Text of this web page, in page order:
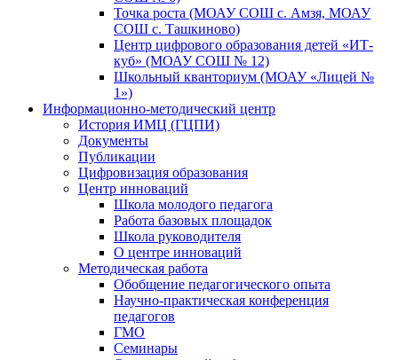
Точка роста (МОАУ СОШ с. Амзя, МОАУ
СОШ с. Ташкиново)
Центр цифрового образования детей «ИТ-
куб» (МОАУ СОШ № 12)
Школьный кванториум (МОАУ «Лицей №
1»)
Информационно-методический центр
История ИМЦ (ГЦПИ)
Документы
Публикации
Цифровизация образования
Центр инноваций
Школа молодого педагога
Работа базовых площадок
Школа руководителя
О центре инноваций
Методическая работа
Обобщение педагогического опыта
Научно-практическая конференция
педагогов
ГМО
Семинары